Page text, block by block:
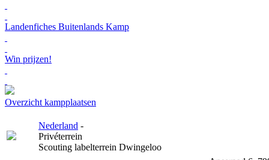
Landenfiches Buitenlands Kamp
Win prijzen!
Overzicht kampplaatsen
Nederland -
Privéterrein
Scouting labelterrein Dwingeloo